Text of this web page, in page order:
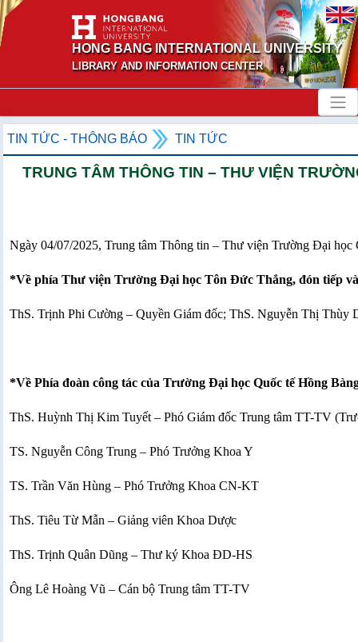
HONG BANG INTERNATIONAL UNIVERSITY
LIBRARY AND INFORMATION CENTER
TIN TỨC - THÔNG BÁO TIN TỨC
TRUNG TÂM THÔNG TIN – THƯ VIỆN
Ngày 04/07/2025, Trung tâm Thông tin – Thư viện Trường Đại
*Về phía Thư viện Trường Đại học Tôn Đức Thắng, đón tiếp
ThS. Trịnh Phi Cường – Quyền Giám đốc; ThS. Nguyễn Thị
*Về Phía đoàn công tác của Trường Đại học Quốc tế Hồng
ThS. Huỳnh Thị Kim Tuyết – Phó Giám đốc Trung tâm TT-TV
TS. Nguyễn Công Trung – Phó Trưởng Khoa Y
TS. Trần Văn Hùng – Phó Trưởng Khoa CN-KT
ThS. Tiêu Từ Mẫn – Giảng viên Khoa Dược
ThS. Trịnh Quân Dũng – Thư ký Khoa ĐD-HS
Ông Lê Hoàng Vũ – Cán bộ Trung tâm TT-TV